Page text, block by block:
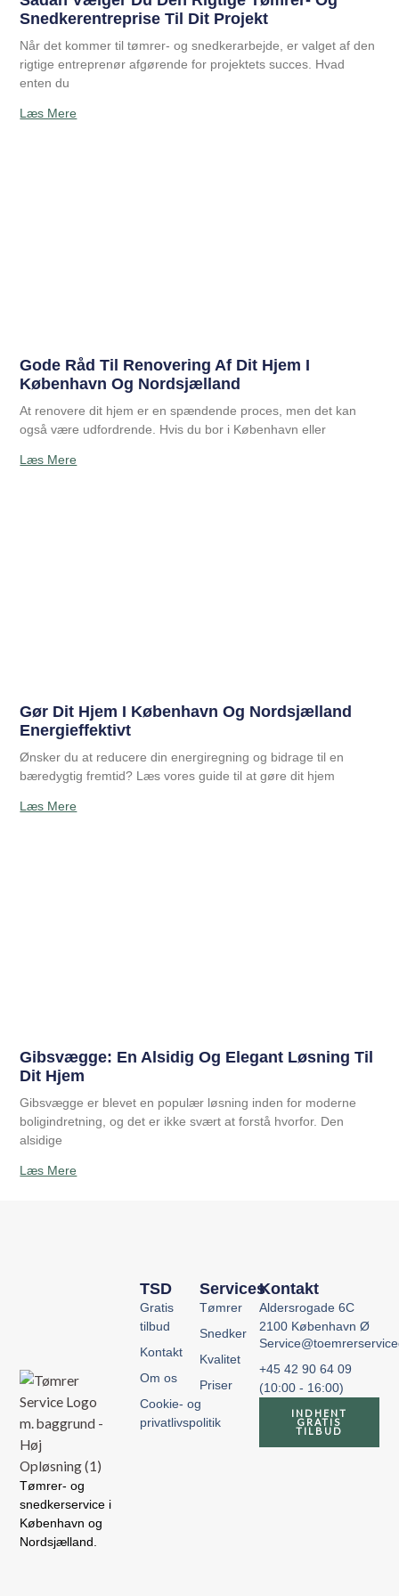
Snedkerentreprise Til Dit Projekt
Når det kommer til tømrer- og snedkerarbejde, er valget af den
rigtige entreprenør afgørende for projektets succes. Hvad
enten du
Læs Mere
Gode Råd Til Renovering Af Dit Hjem I
København Og Nordsjælland
At renovere dit hjem er en spændende proces, men det kan
også være udfordrende. Hvis du bor i København eller
Læs Mere
Gør Dit Hjem I København Og Nordsjælland
Energieffektivt
Ønsker du at reducere din energiregning og bidrage til en
bæredygtig fremtid? Læs vores guide til at gøre dit hjem
Læs Mere
Gibsvægge: En Alsidig Og Elegant Løsning Til
Dit Hjem
Gibsvægge er blevet en populær løsning inden for moderne
boligindretning, og det er ikke svært at forstå hvorfor. Den
alsidige
Læs Mere
Tømrer- og
snedkerservice i
København og
Nordsjælland.
Services
Tømrer
Snedker
Kvalitet
Priser
TSD
Gratis
tilbud
Kontakt
Om os
Cookie- og
privatlivspolitik
Kontakt
Aldersrogade 6C
2100 København Ø
+45 42 90 64 09
(10:00 - 16:00)
INDHENT
GRATIS
TILBUD